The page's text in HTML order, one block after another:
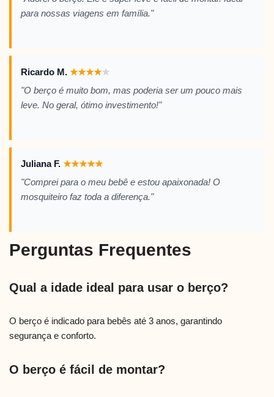
para nossas viagens em família."
Ricardo M. ★★★★★
"O berço é muito bom, mas poderia ser um pouco mais
leve. No geral, ótimo investimento!"
Juliana F. ★★★★★
"Comprei para o meu bebê e estou apaixonada! O
mosquiteiro faz toda a diferença."
Perguntas Frequentes
Qual a idade ideal para usar o berço?
O berço é indicado para bebês até 3 anos, garantindo
segurança e conforto.
O berço é fácil de montar?